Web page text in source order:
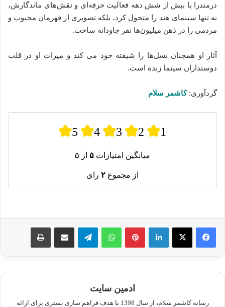
درمندرا با بیش از شش دهه فعالیت حرفه‌ای و نقش‌های ماندگارش،
نه تنها سینمای هند را متحول کرد، بلکه تصویری از قهرمان محبوب و
مردمی را در ذهن میلیون‌ها نفر جاودانه ساخت.
آثار او همچنان نسل‌ها را شیفته خود می‌ کند و میراث او در قلب
دوستداران سینما زنده است.
گردآوری:کاشمر سلام
5 4 3 2 1
میانگین امتیازات ۵ از ۵
از مجموع ۲ رای
لینکدین پینترستواتس آپ تلگرام اشتراک گذاری از طریق ایمیل چاپ
ادمین سایت
رسانه کاشمر سلام، از سال 1398 با هدف فراهم سازی بستری برای ارائه